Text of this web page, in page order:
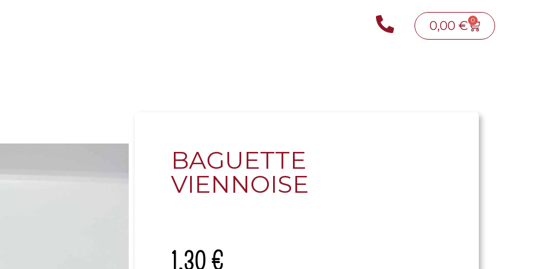
0,00€ 0
BAGUETTE
VIENNOISE
1,30 €